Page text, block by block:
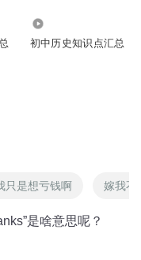
初中历史知识点汇总
只是想亏钱啊 嫁我不
是啥意思呢？